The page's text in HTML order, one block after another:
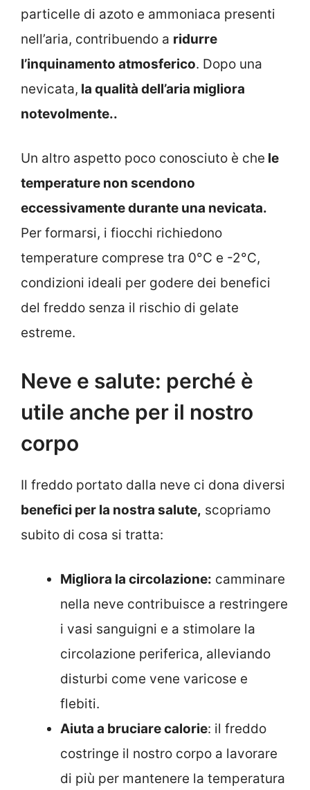
particelle di azoto e ammoniaca presenti
nell’aria, contribuendo a ridurre
l’inquinamento atmosferico. Dopo una
nevicata, la qualità dell’aria migliora
notevolmente..
Un altro aspetto poco conosciuto è che le
temperature non scendono
eccessivamente durante una nevicata.
Per formarsi, i fiocchi richiedono
temperature comprese tra 0°C e -2°C,
condizioni ideali per godere dei benefici
del freddo senza il rischio di gelate
estreme.
Neve e salute: perché è
utile anche per il nostro
corpo
Il freddo portato dalla neve ci dona diversi
benefici per la nostra salute, scopriamo
subito di cosa si tratta:
Migliora la circolazione: camminare
nella neve contribuisce a restringere
i vasi sanguigni e a stimolare la
circolazione periferica, alleviando
disturbi come vene varicose e
flebiti.
Aiuta a bruciare calorie: il freddo
costringe il nostro corpo a lavorare
di più per mantenere la temperatura